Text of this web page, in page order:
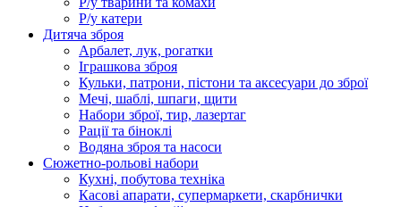
Р/у катери
Дитяча зброя
Арбалет, лук, рогатки
Іграшкова зброя
Кульки, патрони, пістони та аксесуари до зброї
Мечі, шаблі, шпаги, щити
Набори зброї, тир, лазертаг
Рації та біноклі
Водяна зброя та насоси
Сюжетно-рольові набори
Кухні, побутова техніка
Касові апарати, супермаркети, скарбнички